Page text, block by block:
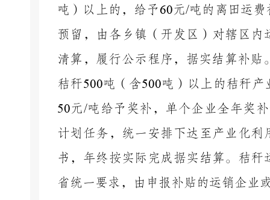
吨）以上的，给予 60元/吨的离田运
预留，由各乡镇（开发区）对辖区
清算，履行公示程序，据实结算补贴
秸秆500吨（含500吨）以上的秸秆产
50元/吨给予奖补，单个企业全年奖
计划任务，统一安排下达至产业化
书，年终按实际完成据实结算。 秸秆
省统一要求，由申报补贴的运销企业